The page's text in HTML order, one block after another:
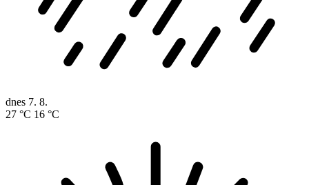
dnes 7. 8.
27 °C 16 °C